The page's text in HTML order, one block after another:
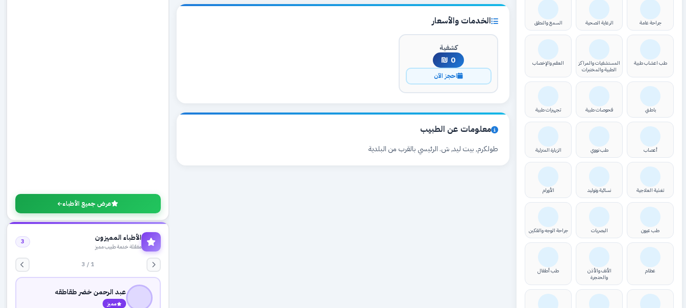
جراحة عامة الرعاية الصحية السمع والنطق
طب اعشاب طبية
المستشفيات والمراكز
الطبية والمختبرات
العقم والإخصاب
باطني فحوصات طبية تجهيزات طبية
أعصاب طب نووي الزيارة المنزلية
تغذية العلاجية نسائية وتوليد الأورام
طب عيون البصريات جراحة الوجه والفكين
عظام
الأنف والأذن
والحنجرة
طب أطفال
الخدمات والأسعار
كشفية
0 ₪
احجز الآن
معلومات عن الطبيب
طولكرم, بيت ليد, ش. الرئيسي بالقرب من البلدية
عرض جميع الأطباء
الأطباء المميزون
مفعّلة خدمة طبيب مميز
3
1 / 3
عبد الرحمن خضر طقاطقه
مميز